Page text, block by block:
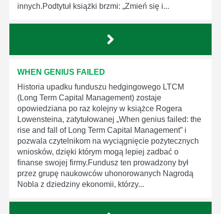
innych.Podtytuł książki brzmi: „Zmień się i...
WHEN GENIUS FAILED
Historia upadku funduszu hedgingowego LTCM
(Long Term Capital Management) zostaje
opowiedziana po raz kolejny w książce Rogera
Lowensteina, zatytułowanej „When genius failed: the
rise and fall of Long Term Capital Management” i
pozwala czytelnikom na wyciągnięcie pożytecznych
wniosków, dzięki którym mogą lepiej zadbać o
finanse swojej firmy.Fundusz ten prowadzony był
przez grupę naukowców uhonorowanych Nagrodą
Nobla z dziedziny ekonomii, którzy...